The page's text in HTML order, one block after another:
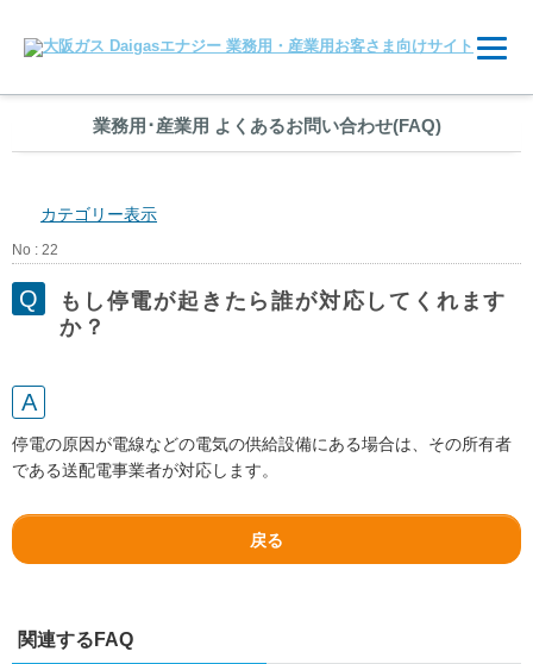
業務用 ･産業用 よくあるお問い合わせ(FAQ)
カテゴリー表示
No : 22
もし停電が起きたら誰が対応してくれます
か？
停電の原因が電線などの電気の供給設備にある場合は、その所有者
である送配電事業者が対応します。
戻る
関連するFAQ